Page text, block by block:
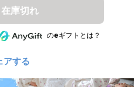
庫切れ
のeギフトとは？
アする